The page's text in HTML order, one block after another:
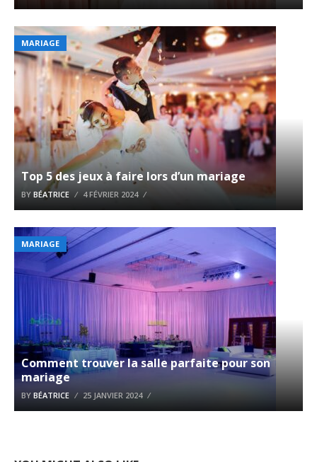
MARIAGE
Top 5 des jeux à faire lors d’un mariage
BY BÉATRICE 4 FÉVRIER 2024
MARIAGE
Comment trouver la salle parfaite pour son
mariage
BY BÉATRICE 25 JANVIER 2024